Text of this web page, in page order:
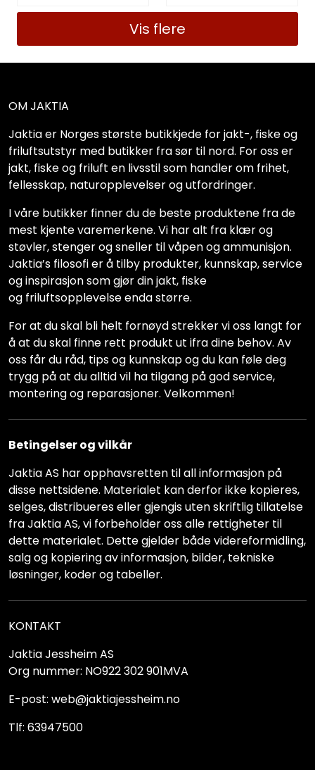
Vis flere
OM JAKTIA
Jaktia er Norges største butikkjede for jakt-, fiske og
friluftsutstyr med butikker fra sør til nord. For oss er
jakt, fiske og friluft en livsstil som handler om frihet,
fellesskap, naturopplevelser og utfordringer.
I våre butikker finner du de beste produktene fra de
mest kjente varemerkene. Vi har alt fra klær og
støvler, stenger og sneller til våpen og ammunisjon.
Jaktia’s filosofi er å tilby produkter, kunnskap, service
og inspirasjon som gjør din jakt, fiske
og friluftsopplevelse enda større.
For at du skal bli helt fornøyd strekker vi oss langt for
å at du skal finne rett produkt ut ifra dine behov. Av
oss får du råd, tips og kunnskap og du kan føle deg
trygg på at du alltid vil ha tilgang på god service,
montering og reparasjoner. Velkommen!
Betingelser og vilkår
Jaktia AS har opphavsretten til all informasjon på
disse nettsidene. Materialet kan derfor ikke kopieres,
selges, distribueres eller gjengis uten skriftlig tillatelse
fra Jaktia AS, vi forbeholder oss alle rettigheter til
dette materialet. Dette gjelder både videreformidling,
salg og kopiering av informasjon, bilder, tekniske
løsninger, koder og tabeller.
KONTAKT
Jaktia Jessheim AS
Org nummer: NO922 302 901MVA
E-post: web@jaktiajessheim.no
Tlf: 63947500